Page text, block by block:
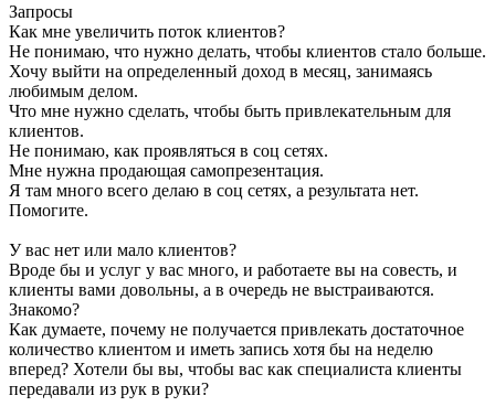
Запросы
Как мне увеличить поток клиентов?
Не понимаю, что нужно делать, чтобы клиентов стало больше.
Хочу выйти на определенный доход в месяц, занимаясь
любимым делом.
Что мне нужно сделать, чтобы быть привлекательным для
клиентов.
Не понимаю, как проявляться в соц сетях.
Мне нужна продающая самопрезентация.
Я там много всего делаю в соц сетях, а результата нет.
Помогите.
У вас нет или мало клиентов?
Вроде бы и услуг у вас много, и работаете вы на совесть, и
клиенты вами довольны, а в очередь не выстраиваются.
Знакомо?
Как думаете, почему не получается привлекать достаточное
количество клиентом и иметь запись хотя бы на неделю
вперед? Хотели бы вы, чтобы вас как специалиста клиенты
передавали из рук в руки?